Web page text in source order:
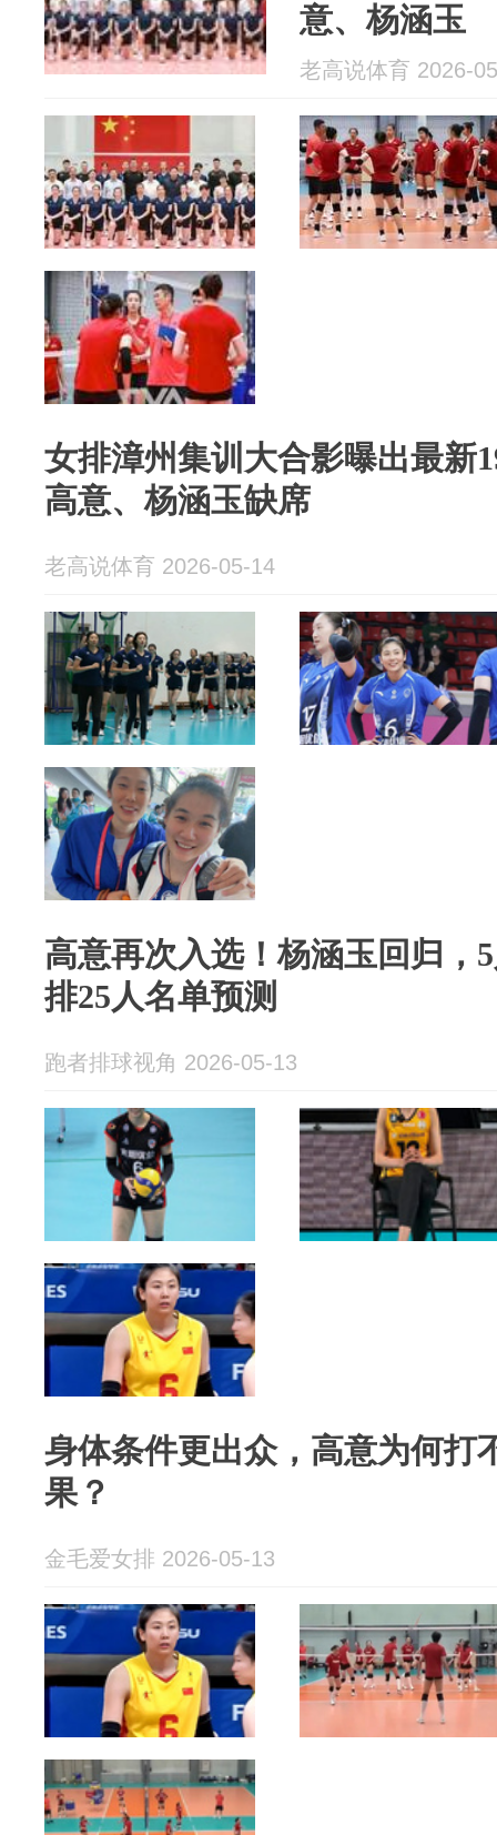
意、杨涵玉
老高说体育 2026-
女排漳州集训大合影曝出最新
高意、杨涵玉缺席
老高说体育 2026-05-14
高意再次入选！杨涵玉回归，
排25人名单预测
跑者排球视角 2026-05-13
身体条件更出众，高意为何打
果？
金毛爱女排 2026-05-13